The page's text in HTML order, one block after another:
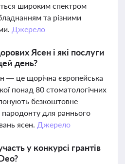
широким спектром
та різними
Джерело
Ясен і які послуги
день?
— це щорічна європейська
понад 80 стоматологічних
безкоштовне
для раннього
ясен. Джерело
у конкурсі грантів